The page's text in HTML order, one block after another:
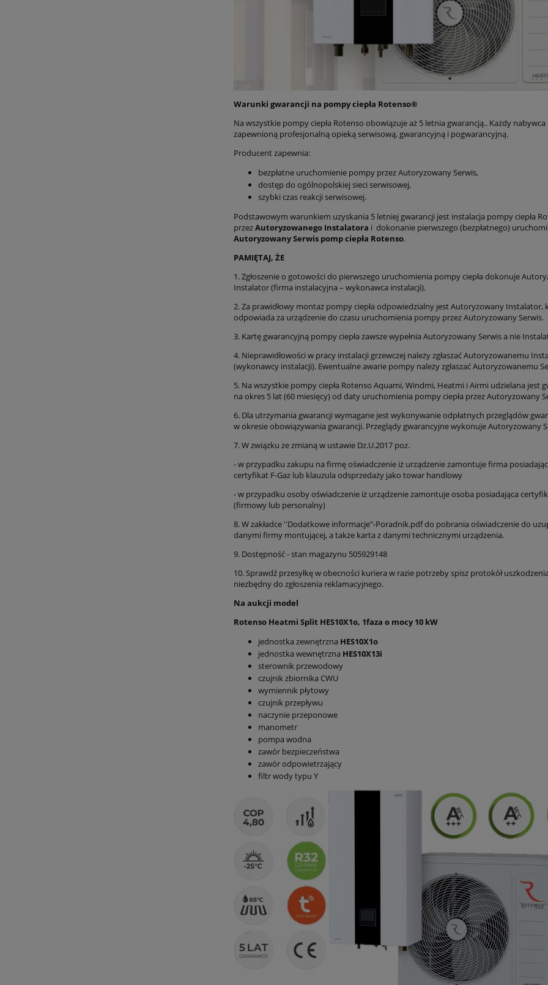
Warunki gwarancji na pompy ciepła Rotenso®
Na wszystkie pompy ciepła Rotenso obowiązuje aż 5 letnia gwarancją.. Każdy nabywca
zapewnioną profesjonalną opieką serwisową, gwarancyjną i pogwarancyjną.
Producent zapewnia:
bezpłatne uruchomienie pompy przez Autoryzowany Serwis,
dostęp do ogólnopolskiej sieci serwisowej,
szybki czas reakcji serwisowej.
Podstawowym warunkiem uzyskania 5 letniej gwarancji jest instalacja pompy ciepła
przezAutoryzowanego Instalatora i dokonanie pierwszego (bezpłatnego)
Autoryzowany Serwis pomp ciepła Rotenso.
PAMIĘTAJ, ŻE
1. Zgłoszenie o gotowości do pierwszego uruchomienia pompy ciepła dokonuje
Instalator (firma instalacyjna – wykonawca instalacji).
2. Za prawidłowy montaż pompy ciepła odpowiedzialny jest Autoryzowany Instalator,
odpowiada za urządzenie do czasu uruchomienia pompy przez Autoryzowany Serwis.
3. Kartę gwarancyjną pompy ciepła zawsze wypełnia Autoryzowany Serwis a nie
4. Nieprawidłowości w pracy instalacji grzewczej należy zgłaszać Autoryzowanemu
(wykonawcy instalacji). Ewentualne awarie pompy należy zgłaszać Autoryzowanemu
5. Na wszystkie pompy ciepła Rotenso Aquami, Windmi, Heatmi i Airmi udzielana jest
na okres 5 lat (60 miesięcy) od daty uruchomienia pompy ciepła przez Autoryzowany
6. Dla utrzymania gwarancji wymagane jest wykonywanie odpłatnych przeglądów
w okresie obowiązywania gwarancji. Przeglądy gwarancyjne wykonuje Autoryzowany
7. W związku ze zmianą w ustawie Dz.U.2017 poz.
- w przypadku zakupu na firmę oświadczenie iż urządzenie zamontuje firma
certyfikat F-Gaz lub klauzula odsprzedaży jako towar handlowy
- w przypadku osoby oświadczenie iż urządzenie zamontuje osoba posiadająca
(firmowy lub personalny)
8. W zakładce ''Dodatkowe informacje"-Poradnik.pdf do pobrania oświadczenie do
danymi firmy montującej, a także karta z danymi technicznymi urządzenia.
9. Dostępność - stan magazynu 505929148
10. Sprawdź przesyłkę w obecności kuriera w razie potrzeby spisz protokół
niezbędny do zgłoszenia reklamacyjnego.
Na aukcji model
Rotenso Heatmi Split HES10X1o, 1faza o mocy 10 kW
jednostka zewnętrzna HES10X1o
jednostka wewnętrzna HES10X13i
sterownik przewodowy
czujnik zbiornika CWU
wymiennik płytowy
czujnik przepływu
naczynie przeponowe
manometr
pompa wodna
zawór bezpieczeństwa
zawór odpowietrzający
filtr wody typu Y